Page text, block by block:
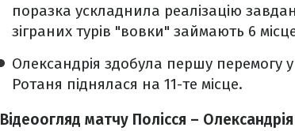
поразка ускладнила реалізацію
зіграних турів "вовки" займають 6
Олександрія здобула першу перемогу
Ротаня піднялася на 11-те місце.
Відеоогляд матчу Полісся – Олександрія